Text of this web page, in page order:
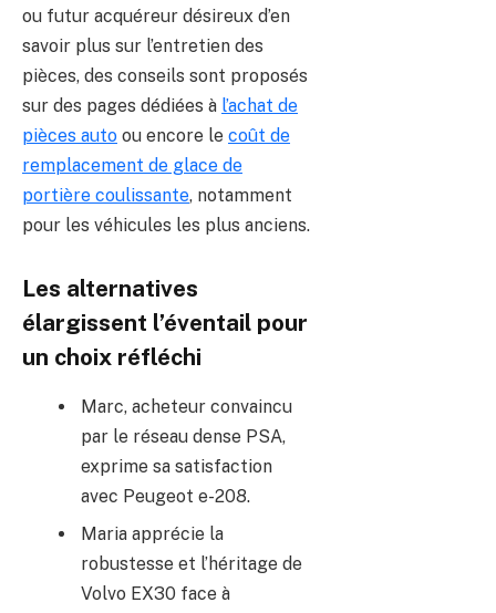
ou futur acquéreur désireux d’en
savoir plus sur l’entretien des
pièces, des conseils sont proposés
sur des pages dédiées à l’achat de
pièces auto ou encore le coût de
remplacement de glace de
portière coulissante, notamment
pour les véhicules les plus anciens.
Les alternatives
élargissent l’éventail pour
un choix réfléchi
Marc, acheteur convaincu
par le réseau dense PSA,
exprime sa satisfaction
avec Peugeot e-208.
Maria apprécie la
robustesse et l’héritage de
Volvo EX30 face à